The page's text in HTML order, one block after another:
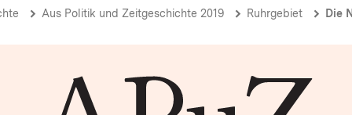
Aus Politik und Zeitgeschichte 2019 Ruhrgebiet Die